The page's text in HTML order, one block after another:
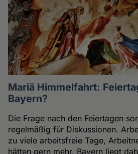
Mariä Himmelfahrt:
Bayern?
Die Frage nach den Feiertagen
regelmäßig für Diskussionen.
zu viele arbeitsfreie Tage,
hätten gern mehr. Bayern liegt